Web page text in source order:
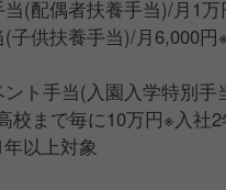
(配偶者扶養手当)/月1万
子供扶養手当)/月6,000円
ト手当(入園入学特別手
校まで毎に10万円※入社2
年以上対象